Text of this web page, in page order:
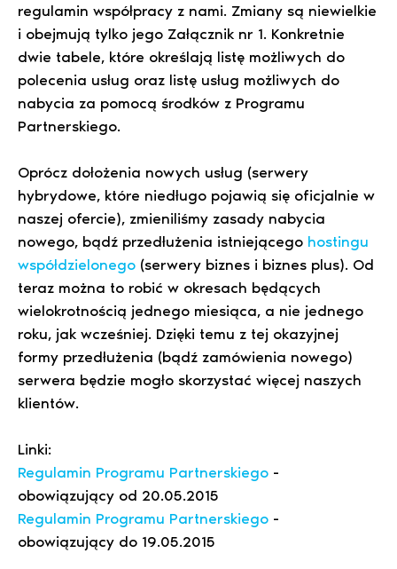
regulamin współpracy z nami. Zmiany są niewielkie
i obejmują tylko jego Załącznik nr 1. Konkretnie
dwie tabele, które określają listę możliwych do
polecenia usług oraz listę usług możliwych do
nabycia za pomocą środków z Programu
Partnerskiego.
Oprócz dołożenia nowych usług (serwery
hybrydowe, które niedługo pojawią się oficjalnie w
naszej ofercie), zmieniliśmy zasady nabycia
nowego, bądź przedłużenia istniejącego hostingu
współdzielonego (serwery biznes i biznes plus). Od
teraz można to robić w okresach będących
wielokrotnością jednego miesiąca, a nie jednego
roku, jak wcześniej. Dzięki temu z tej okazyjnej
formy przedłużenia (bądź zamówienia nowego)
serwera będzie mogło skorzystać więcej naszych
klientów.
Linki:
Regulamin Programu Partnerskiego -
obowiązujący od 20.05.2015
Regulamin Programu Partnerskiego -
obowiązujący do 19.05.2015